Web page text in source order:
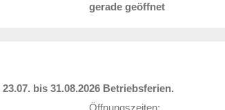
gerade geöffnet
bis 31.08.2026 Betriebsferien.
Öffnungszeiten: